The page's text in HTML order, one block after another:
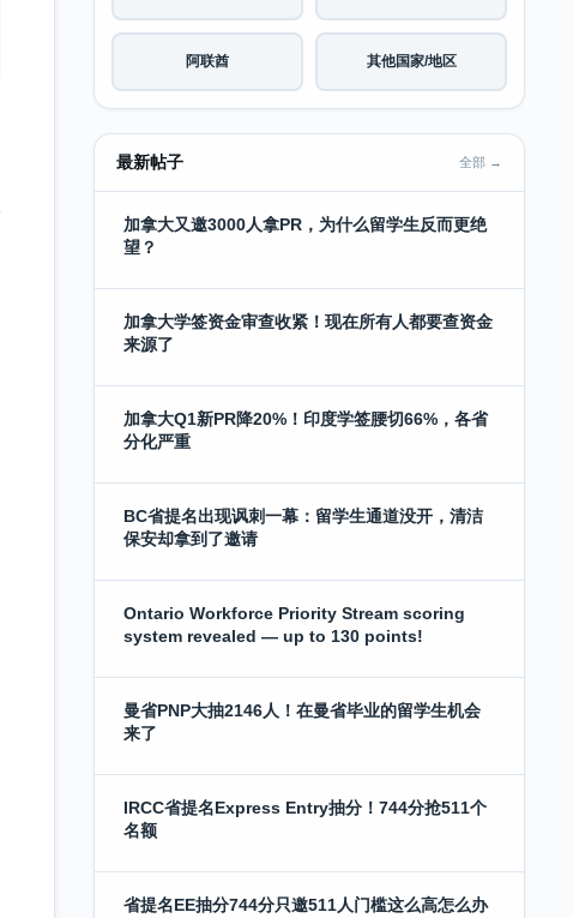
阿联酋 其他国家/地区
最新帖子 全部 →
加拿大又邀3000人拿PR，为什么留学生反而更绝
望？
加拿大学签资金审查收紧！现在所有人都要查资金
来源了
加拿大Q1新PR降20%！印度学签腰切66%，各省
分化严重
BC省提名出现讽刺一幕：留学生通道没开，清洁
保安却拿到了邀请
Ontario Workforce Priority Stream scoring
system revealed — up to 130 points!
曼省PNP大抽2146人！在曼省毕业的留学生机会
来了
IRCC省提名Express Entry抽分！744分抢511个
名额
省提名EE抽分744分只邀511人门槛这么高怎么办